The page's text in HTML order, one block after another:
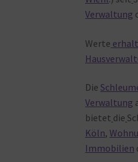
Verwaltung
Werte
Die
Verwaltung
bietet die
Köln,
Immobilien